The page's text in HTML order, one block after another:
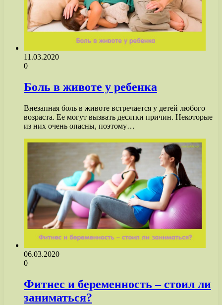
11.03.2020
0
Боль в животе у ребенка
Внезапная боль в животе встречается у детей любого
возраста. Ее могут вызвать десятки причин. Некоторые
из них очень опасны, поэтому…
06.03.2020
0
Фитнес и беременность – стоил ли
заниматься?